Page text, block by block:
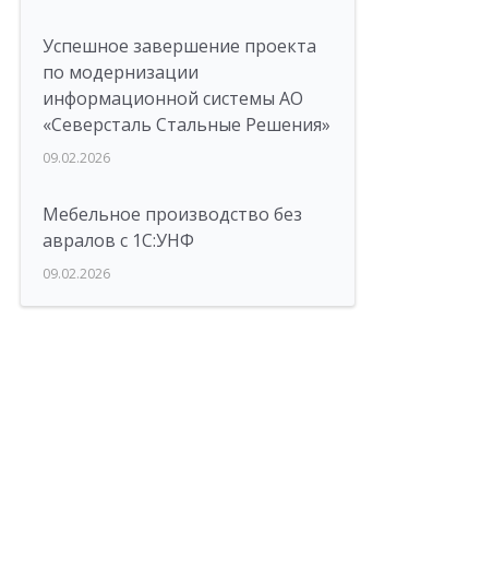
Успешное завершение проекта
по модернизации
информационной системы АО
«Северсталь Стальные Решения»
09.02.2026
Мебельное производство без
авралов с 1С:УНФ
09.02.2026